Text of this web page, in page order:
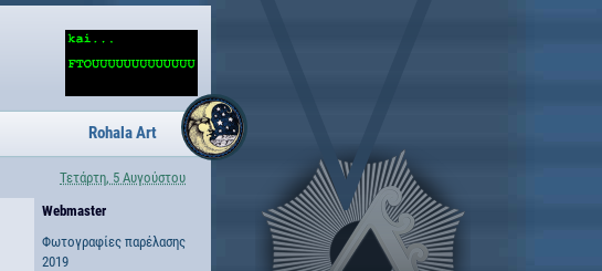
Rohala Art
Τετάρτη, 5 Αυγούστου
Webmaster
Φωτογραφίες παρέλασης
2019